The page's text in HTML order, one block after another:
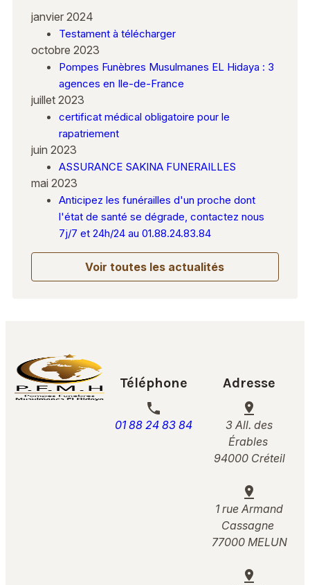
janvier 2024
Testament à télécharger
octobre 2023
Pompes Funèbres Musulmanes EL Hidaya : 3
agences en Ile-de-France
juillet 2023
certificat médical obligatoire pour le
rapatriement
juin 2023
ASSURANCE SAKINA FUNERAILLES
mai 2023
Anticipez les funérailles d'un proche dont
l'état de santé se dégrade, contactez nous
7j/7 et 24h/24 au 01.88.24.83.84
Voir toutes les actualités
Téléphone
phone
01 88 24 83 84
Adresse
pin_drop
3 All. des
Érables
94000 Créteil
pin_drop
1 rue Armand
Cassagne
77000 MELUN
pin_drop